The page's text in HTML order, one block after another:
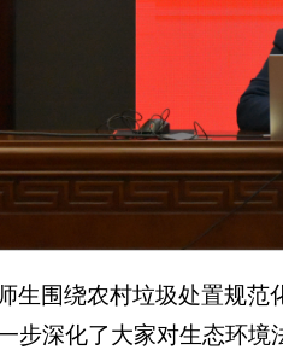
生围绕农村垃圾处置规范
步深化了大家对生态环境